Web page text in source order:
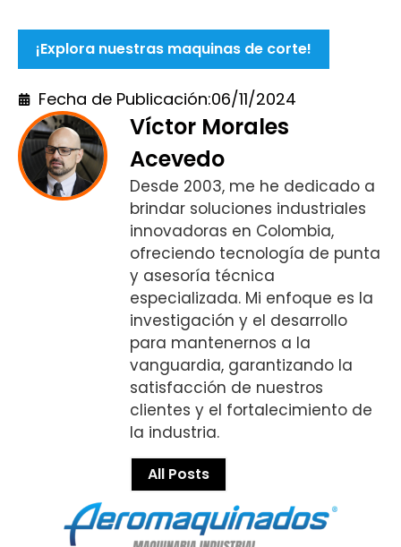
¡Explora nuestras maquinas de corte!
Fecha de Publicación:06/11/2024
Víctor Morales
Acevedo
Desde 2003, me he dedicado a
brindar soluciones industriales
innovadoras en Colombia,
ofreciendo tecnología de punta
y asesoría técnica
especializada. Mi enfoque es la
investigación y el desarrollo
para mantenernos a la
vanguardia, garantizando la
satisfacción de nuestros
clientes y el fortalecimiento de
la industria.
All Posts